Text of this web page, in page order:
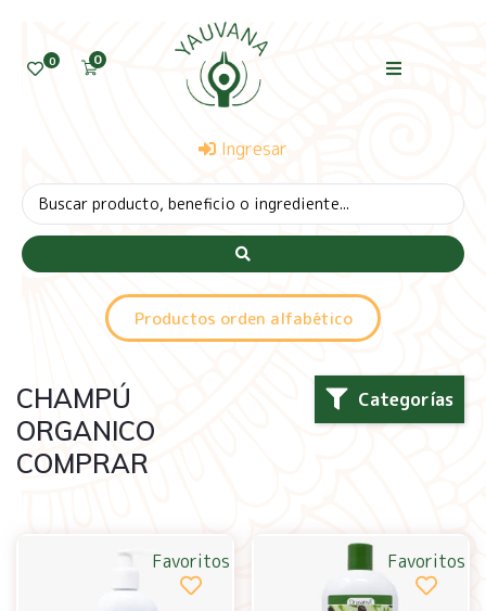
0 0
Ingresar
Productos orden alfabético
Categorías
CHAMPÚ
ORGANICO
COMPRAR
Favoritos Favoritos